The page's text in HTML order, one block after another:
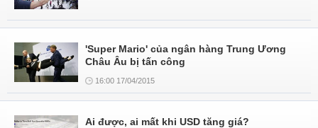
'Super Mario' của ngân hàng Trung Ương
Châu Âu bị tấn công
16:00 17/04/2015
Ai được, ai mất khi USD tăng giá?